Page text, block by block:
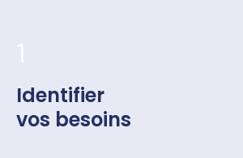
1
Identifier
vos besoins